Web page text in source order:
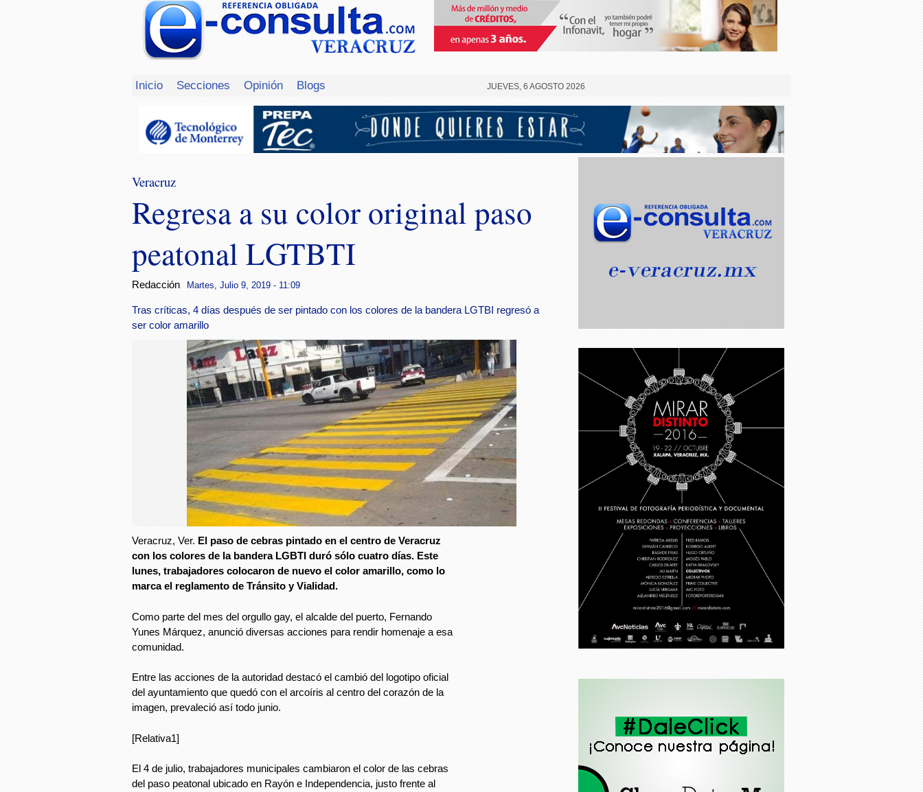
Inicio Secciones Opinión Blogs JUEVES, 6 AGOSTO 2026
Veracruz
Regresa a su color original paso
peatonal LGTBTI
Redacción Martes, Julio 9, 2019 - 11:09
Tras críticas, 4 días después de ser pintado con los colores de la bandera LGTBI regresó a
ser color amarillo
Veracruz, Ver. El paso de cebras pintado en el centro de Veracruz
con los colores de la bandera LGBTI duró sólo cuatro días. Este
lunes, trabajadores colocaron de nuevo el color amarillo, como lo
marca el reglamento de Tránsito y Vialidad.
Como parte del mes del orgullo gay, el alcalde del puerto, Fernando
Yunes Márquez, anunció diversas acciones para rendir homenaje a esa
comunidad.
Entre las acciones de la autoridad destacó el cambió del logotipo oficial
del ayuntamiento que quedó con el arcoíris al centro del corazón de la
imagen, prevaleció así todo junio.
[Relativa1]
El 4 de julio, trabajadores municipales cambiaron el color de las cebras
del paso peatonal ubicado en Rayón e Independencia, justo frente al